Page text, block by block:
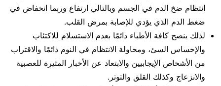
انتظام ضخ الدم في الجسم وبالتالي ارتفاع وربما انخفاض في
ضغط الدم الذي يؤدي للإصابة بمرض القلب.
لذلك ينصح كافة الأطباء دائمًا بعدم الاستسلام للاكتئاب
والإحساس السئ، ومحاولة الانتظام في النوم دائمًا والاقتراب
من الأشخاص الإيجابيين والابتعاد عن الأخبار المثيرة للعصبية
والانزعاج وكذلك القلق والتوتر.